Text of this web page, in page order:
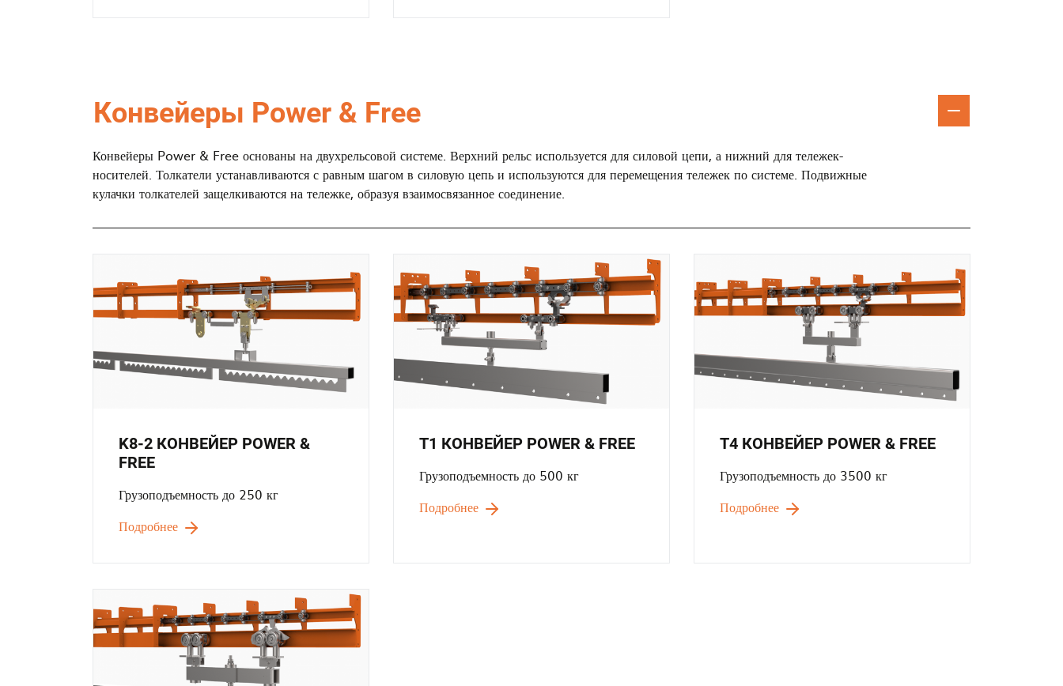
Конвейеры Power & Free
Конвейеры Power & Free основаны на двухрельсовой системе. Верхний рельс используется для силовой цепи, а нижний для тележек-
носителей. Толкатели устанавливаются с равным шагом в силовую цепь и используются для перемещения тележек по системе. Подвижные
кулачки толкателей защелкиваются на тележке, образуя взаимосвязанное соединение.
K8-2 КОНВЕЙЕР POWER &
FREE
Грузоподъемность до 250 кг
Подробнее
T1 КОНВЕЙЕР POWER & FREE
Грузоподъемность до 500 кг
Подробнее
T4 КОНВЕЙЕР POWER & FREE
Грузоподъемность до 3500 кг
Подробнее